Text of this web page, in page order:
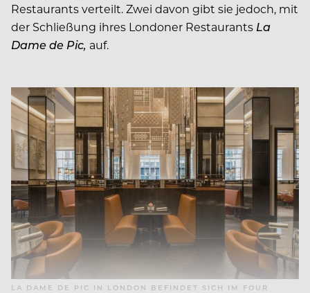
Restaurants verteilt. Zwei davon gibt sie jedoch, mit
der Schließung ihres Londoner Restaurants La
Dame de Pic, auf.
LA DAME DE PIC IN LONDON BEFINDET SICH IM FOUR